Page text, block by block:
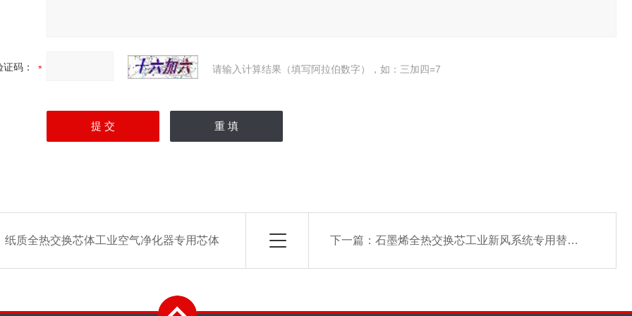
证码： 请输入计算结果（填写阿拉伯数字），如：三加四=7
纸质全热交换芯体工业空气净化器专用芯体 下一篇： 石墨烯全热交换芯工业新风系统专用替换件